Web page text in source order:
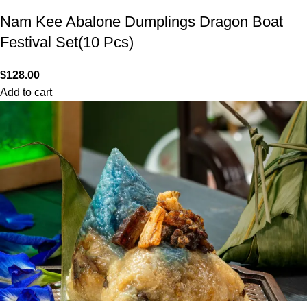
Nam Kee Abalone Dumplings Dragon Boat
Festival Set(10 Pcs)
$128.00
Add to cart